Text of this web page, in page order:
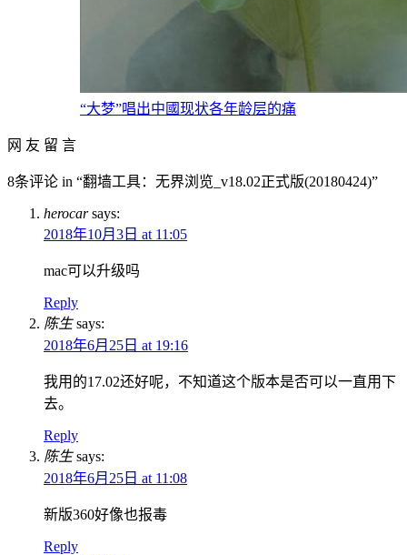
“大梦”唱出中國现状各年龄层的痛
网 友 留 言
8条评论 in “翻墙工具：无界浏览_v18.02正式版(20180424)”
herocar says:
2018年10月3日 at 11:05
mac可以升级吗
Reply
陈生 says:
2018年6月25日 at 19:16
我用的17.02还好呢，不知道这个版本是否可以一直用下
去。
Reply
陈生 says:
2018年6月25日 at 11:08
新版360好像也报毒
Reply